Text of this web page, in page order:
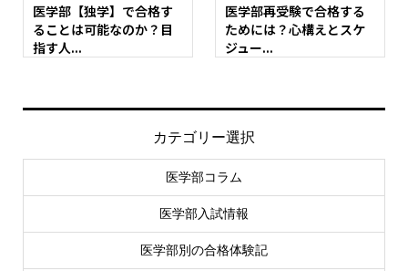
医学部【独学】で合格す
ることは可能なのか？目
指す人...
医学部再受験で合格する
ためには？心構えとスケ
ジュー...
カテゴリー選択
医学部コラム
医学部入試情報
医学部別の合格体験記